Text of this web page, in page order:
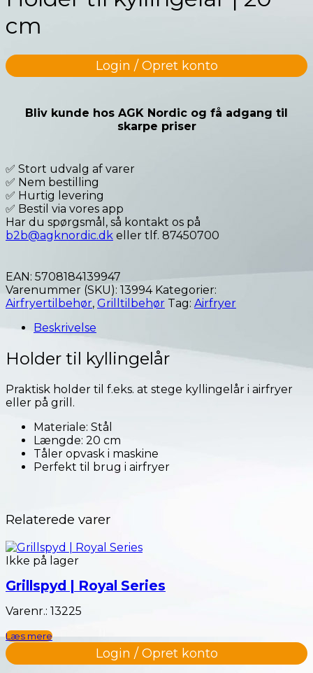
cm
Login / Opret konto
Bliv kunde hos AGK Nordic og få adgang til
skarpe priser
✅ Stort udvalg af varer
✅ Nem bestilling
✅ Hurtig levering
✅ Bestil via vores app
Har du spørgsmål, så kontakt os på
b2b@agknordic.dk eller tlf. 87450700
EAN: 5708184139947
Varenummer (SKU): 13994 Kategorier:
Airfryertilbehør, Grilltilbehør Tag: Airfryer
Beskrivelse
Holder til kyllingelår
Praktisk holder til f.eks. at stege kyllingelår i airfryer
eller på grill.
Materiale: Stål
Længde: 20 cm
Tåler opvask i maskine
Perfekt til brug i airfryer
Relaterede varer
Ikke på lager
Grillspyd | Royal Series
Varenr.: 13225
Læs mere
Login / Opret konto